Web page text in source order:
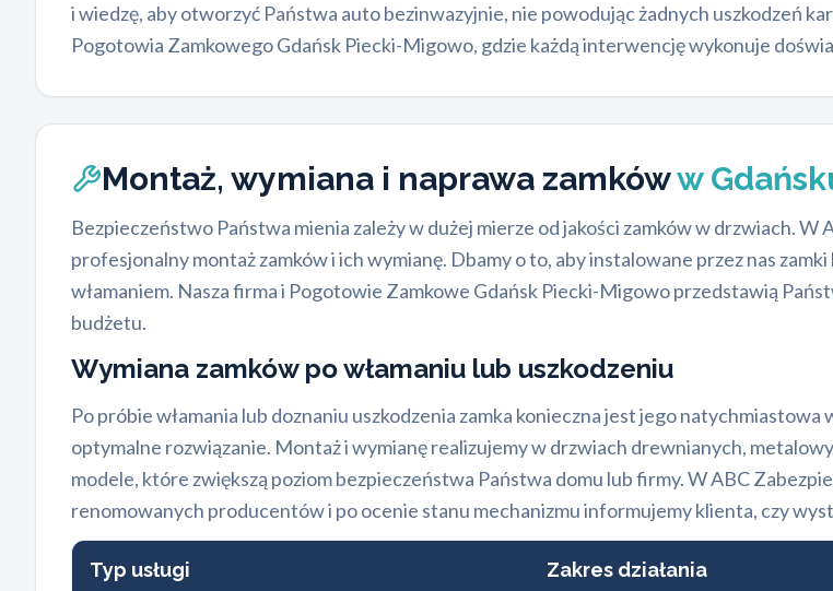
i wiedzę, aby otworzyć Państwa auto bezinwazyjnie, nie powodując żadnych uszkodzeń
Pogotowia Zamkowego Gdańsk Piecki-Migowo, gdzie każdą interwencję wykonuje
Montaż, wymiana i naprawa zamkóww
Bezpieczeństwo Państwa mienia zależy w dużej mierze od jakości zamków w drzwiach.
profesjonalny montaż zamków i ich wymianę. Dbamy o to, aby instalowane przez nas
włamaniem. Nasza firma i Pogotowie Zamkowe Gdańsk Piecki-Migowo przedstawią
budżetu.
Wymiana zamków po włamaniu lub uszkodzeniu
Po próbie włamania lub doznaniu uszkodzenia zamka konieczna jest jego
optymalne rozwiązanie. Montaż i wymianę realizujemy w drzwiach drewnianych,
modele, które zwiększą poziom bezpieczeństwa Państwa domu lub firmy. W ABC
renomowanych producentów i po ocenie stanu mechanizmu informujemy klienta, czy
Typ usługi Zakres działania